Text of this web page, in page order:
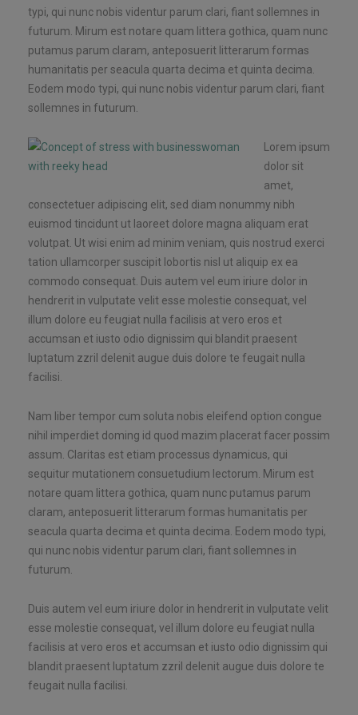
typi, qui nunc nobis videntur parum clari, fiant sollemnes in
futurum. Mirum est notare quam littera gothica, quam nunc
putamus parum claram, anteposuerit litterarum formas
humanitatis per seacula quarta decima et quinta decima.
Eodem modo typi, qui nunc nobis videntur parum clari, fiant
sollemnes in futurum.
Lorem ipsum
dolor sit
amet,
consectetuer adipiscing elit, sed diam nonummy nibh
euismod tincidunt ut laoreet dolore magna aliquam erat
volutpat. Ut wisi enim ad minim veniam, quis nostrud exerci
tation ullamcorper suscipit lobortis nisl ut aliquip ex ea
commodo consequat. Duis autem vel eum iriure dolor in
hendrerit in vulputate velit esse molestie consequat, vel
illum dolore eu feugiat nulla facilisis at vero eros et
accumsan et iusto odio dignissim qui blandit praesent
luptatum zzril delenit augue duis dolore te feugait nulla
facilisi.
Nam liber tempor cum soluta nobis eleifend option congue
nihil imperdiet doming id quod mazim placerat facer possim
assum. Claritas est etiam processus dynamicus, qui
sequitur mutationem consuetudium lectorum. Mirum est
notare quam littera gothica, quam nunc putamus parum
claram, anteposuerit litterarum formas humanitatis per
seacula quarta decima et quinta decima. Eodem modo typi,
qui nunc nobis videntur parum clari, fiant sollemnes in
futurum.
Duis autem vel eum iriure dolor in hendrerit in vulputate velit
esse molestie consequat, vel illum dolore eu feugiat nulla
facilisis at vero eros et accumsan et iusto odio dignissim qui
blandit praesent luptatum zzril delenit augue duis dolore te
feugait nulla facilisi.